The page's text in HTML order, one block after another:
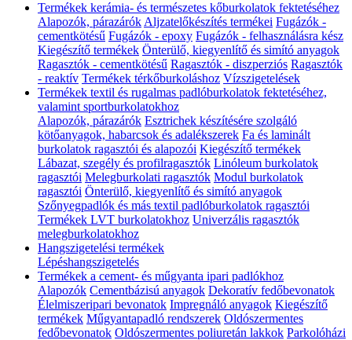
Termékek kerámia- és természetes kőburkolatok fektetéséhez
Alapozók, párazárók Aljzatelőkészítés termékei Fugázók -
cementkötésű Fugázók - epoxy Fugázók - felhasználásra kész
Kiegészítő termékek Önterülő, kiegyenlítő és simító anyagok
Ragasztók - cementkötésű Ragasztók - diszperziós Ragasztók
- reaktív Termékek térkőburkoláshoz Vízszigetelések
Termékek textil és rugalmas padlóburkolatok fektetéséhez,
valamint sportburkolatokhoz
Alapozók, párazárók Esztrichek készítésére szolgáló
kötőanyagok, habarcsok és adalékszerek Fa és laminált
burkolatok ragasztói és alapozói Kiegészítő termékek
Lábazat, szegély és profilragasztók Linóleum burkolatok
ragasztói Melegburkolati ragasztók Modul burkolatok
ragasztói Önterülő, kiegyenlítő és simító anyagok
Szőnyegpadlók és más textil padlóburkolatok ragasztói
Termékek LVT burkolatokhoz Univerzális ragasztók
melegburkolatokhoz
Hangszigetelési termékek
Lépéshangszigetelés
Termékek a cement- és műgyanta ipari padlókhoz
Alapozók Cementbázisú anyagok Dekoratív fedőbevonatok
Élelmiszeripari bevonatok Impregnáló anyagok Kiegészítő
termékek Műgyantapadló rendszerek Oldószermentes
fedőbevonatok Oldószermentes poliuretán lakkok Parkolóházi